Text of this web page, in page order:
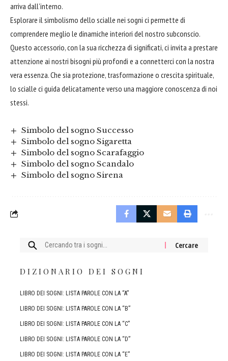
arriva dall’interno.
Esplorare il simbolismo dello scialle nei sogni ci permette di
comprendere meglio le dinamiche interiori del nostro subconscio.
Questo accessorio, con la sua ricchezza di significati, ci invita a prestare
attenzione ai nostri bisogni più profondi e a connetterci con la nostra
vera essenza. Che sia protezione, trasformazione o crescita spirituale,
lo scialle ci guida delicatamente verso una maggiore conoscenza di noi
stessi.
Simbolo del sogno Successo
Simbolo del sogno Sigaretta
Simbolo del sogno Scarafaggio
Simbolo del sogno Scandalo
Simbolo del sogno Sirena
Cercare:
DIZIONARIO DEI SOGNI
LIBRO DEI SOGNI: LISTA PAROLE CON LA “A”
LIBRO DEI SOGNI: LISTA PAROLE CON LA “B”
LIBRO DEI SOGNI: LISTA PAROLE CON LA “C”
LIBRO DEI SOGNI: LISTA PAROLE CON LA “D”
LIBRO DEI SOGNI: LISTA PAROLE CON LA “E”